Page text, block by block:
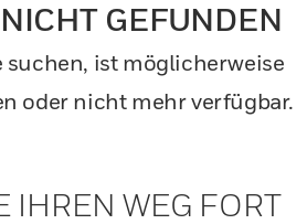
GEFUNDEN
suchen, ist möglicherweise
oder nicht mehr verfügbar.
IHREN WEG FORT